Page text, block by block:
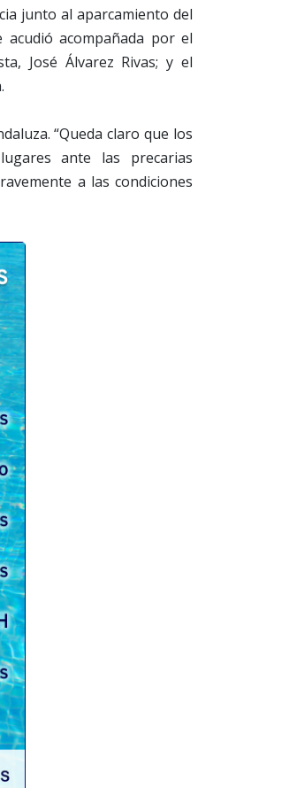
junto al aparcamiento del
acudió acompañada por el
José Álvarez Rivas; y el
“Queda claro que los
ante las precarias
a las condiciones